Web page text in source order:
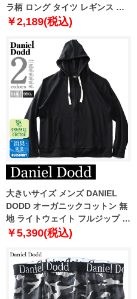
ラ柄 ロング タイツ レギンス ス
トレッチ コンプレッション 裏ピ
￥2,189(税込)
大きいサイズ メンズ DANIEL
DODD オーガニックコットン 無
地 ライトウェイト フルジップ パ
ーカー azsw-009014
￥5,390(税込)